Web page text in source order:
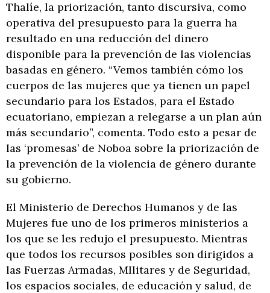
Thalíe, la priorización, tanto discursiva, como
operativa del presupuesto para la guerra ha
resultado en una reducción del dinero
disponible para la prevención de las violencias
basadas en género. “Vemos también cómo los
cuerpos de las mujeres que ya tienen un papel
secundario para los Estados, para el Estado
ecuatoriano, empiezan a relegarse a un plan aún
más secundario”, comenta. Todo esto a pesar de
las ‘promesas’ de Noboa sobre la priorización de
la prevención de la violencia de género durante
su gobierno.
El Ministerio de Derechos Humanos y de las
Mujeres fue uno de los primeros ministerios a
los que se les redujo el presupuesto. Mientras
que todos los recursos posibles son dirigidos a
las Fuerzas Armadas, MIlitares y de Seguridad,
los espacios sociales, de educación y salud, de